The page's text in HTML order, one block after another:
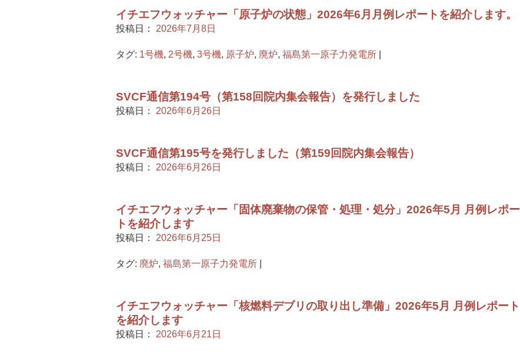
イチエフウォッチャー「原子炉の状態」2026年6月月例レポートを紹介します。
投稿日： 2026年7月8日
タグ: 1号機, 2号機, 3号機, 原子炉, 廃炉, 福島第一原子力発電所
SVCF通信第194号（第158回院内集会報告）を発行しました
投稿日： 2026年6月26日
SVCF通信第195号を発行しました（第159回院内集会報告）
投稿日： 2026年6月26日
イチエフウォッチャー「固体廃棄物の保管・処理・処分」2026年5月 月例レポー
トを紹介します
投稿日： 2026年6月25日
タグ: 廃炉, 福島第一原子力発電所
イチエフウォッチャー「核燃料デブリの取り出し準備」2026年5月 月例レポート
を紹介します
投稿日： 2026年6月21日